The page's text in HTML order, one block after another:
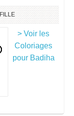
FILLE
> Voir les
Coloriages
pour Badiha